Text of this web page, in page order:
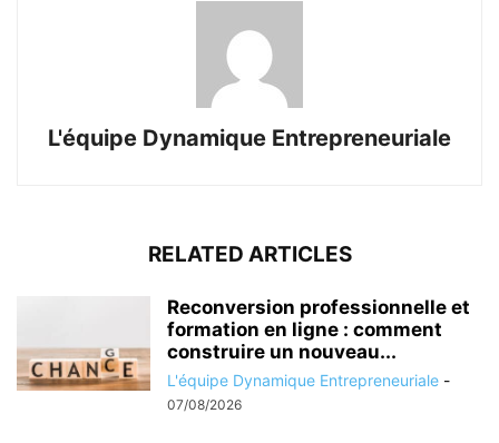
L'équipe Dynamique Entrepreneuriale
RELATED ARTICLES
Reconversion professionnelle et
formation en ligne : comment
construire un nouveau...
L'équipe Dynamique Entrepreneuriale -
07/08/2026